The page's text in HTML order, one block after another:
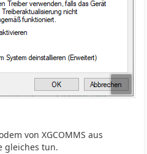
von XGCOMMS aus
gleiches tun.